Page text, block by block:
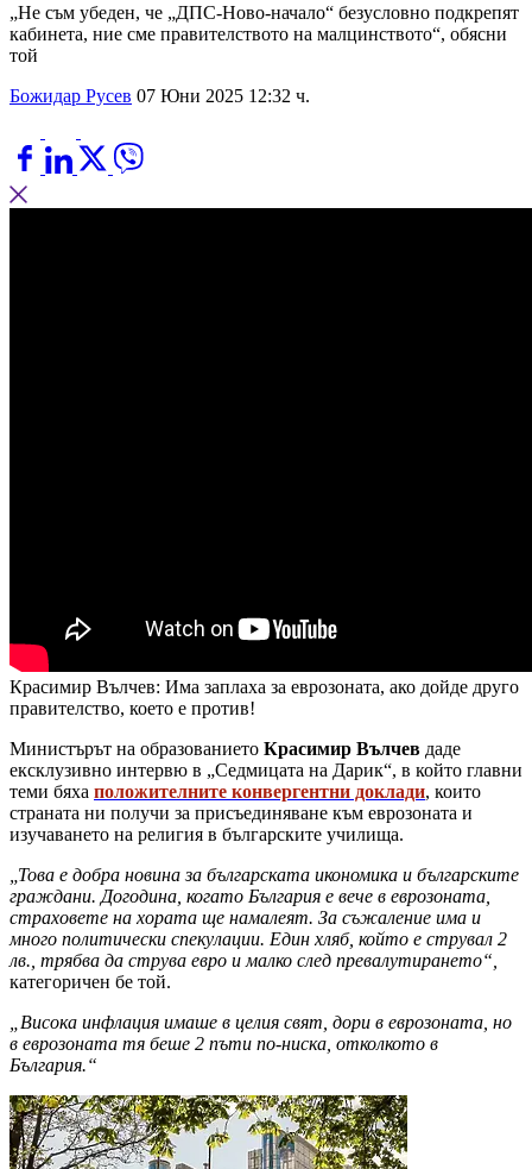
„Не съм убеден, че „ДПС-Ново-начало“ безусловно подкрепят
кабинета, ние сме правителството на малцинството“, обясни
той
Божидар Русев 07 Юни 2025 12:32 ч.
Красимир Вълчев: Има заплаха за еврозоната, ако дойде друго
правителство, което е против!
Министърът на образованието Красимир Вълчев даде
ексклузивно интервю в „Седмицата на Дарик“, в който главни
теми бяха положителните конвергентни доклади, които
страната ни получи за присъединяване към еврозоната и
изучаването на религия в българските училища.
„Това е добра новина за българската икономика и българските
граждани. Догодина, когато България е вече в еврозоната,
страховете на хората ще намалеят. За съжаление има и
много политически спекулации. Един хляб, който е струвал 2
лв., трябва да струва евро и малко след превалутирането“,
категоричен бе той.
„Висока инфлация имаше в целия свят, дори в еврозоната, но
в еврозоната тя беше 2 пъти по-ниска, отколкото в
България.“